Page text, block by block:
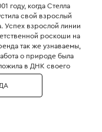
году, когда Стелла
свой взрослый
Успех взрослой линии
роскоши на
так же узнаваемы,
о природе была
в ДНК своего
экологичные
полиэстер, вискозу
материалы. Яркие